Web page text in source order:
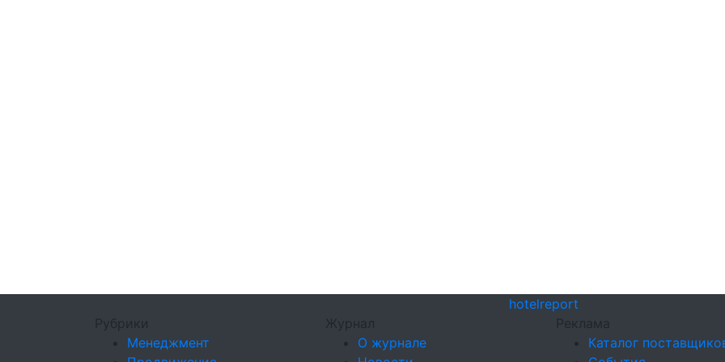
hotelreport
Рубрики
Менеджмент
Журнал
О журнале
Реклама
Каталог